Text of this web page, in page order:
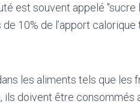
est souvent appelé "sucre
10% de l’apport calorique
les aliments tels que les
ils doivent être consommés